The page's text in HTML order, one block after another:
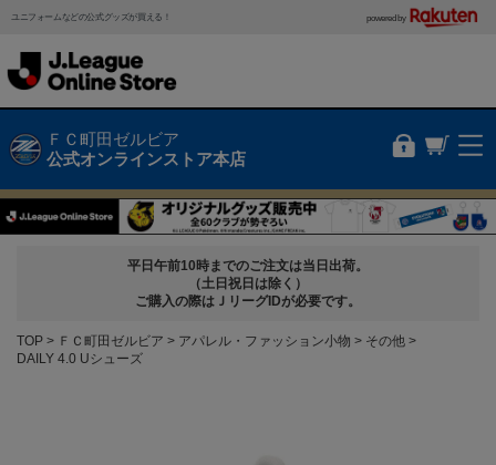
ユニフォームなどの公式グッズが買える！ powered by
ＦＣ町田ゼルビア
公式オンラインストア本店
平日午前10時までのご注文は当日出荷。
（土日祝日は除く）
ご購入の際はＪリーグIDが必要です。
TOP ＦＣ町田ゼルビア アパレル・ファッション小物
その他
DAILY 4.0 Uシューズ